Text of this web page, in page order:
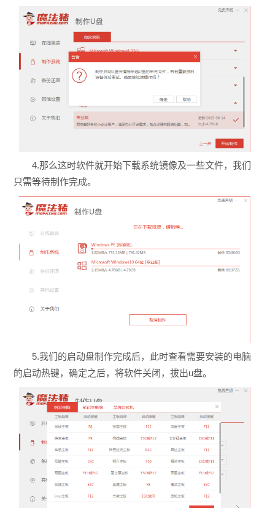
4.那么这时软件就开始下载系统镜像及一些文件，我们
只需等待制作完成。
5.我们的启动盘制作完成后，此时查看需要安装的电脑
的启动热键，确定之后，将软件关闭，拔出u盘。